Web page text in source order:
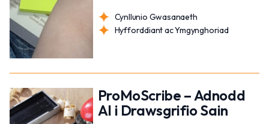
Cynllunio Gwasanaeth
Hyfforddiant ac Ymgynghoriad
ProMoScribe – Adnodd
AI i Drawsgrifio Sain